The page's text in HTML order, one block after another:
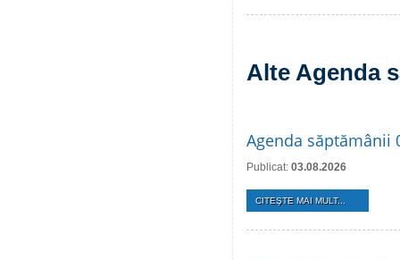
Alte Agenda
Agenda săptămânii
Publicat: 03.08.2026
CITEŞTE MAI MULT...